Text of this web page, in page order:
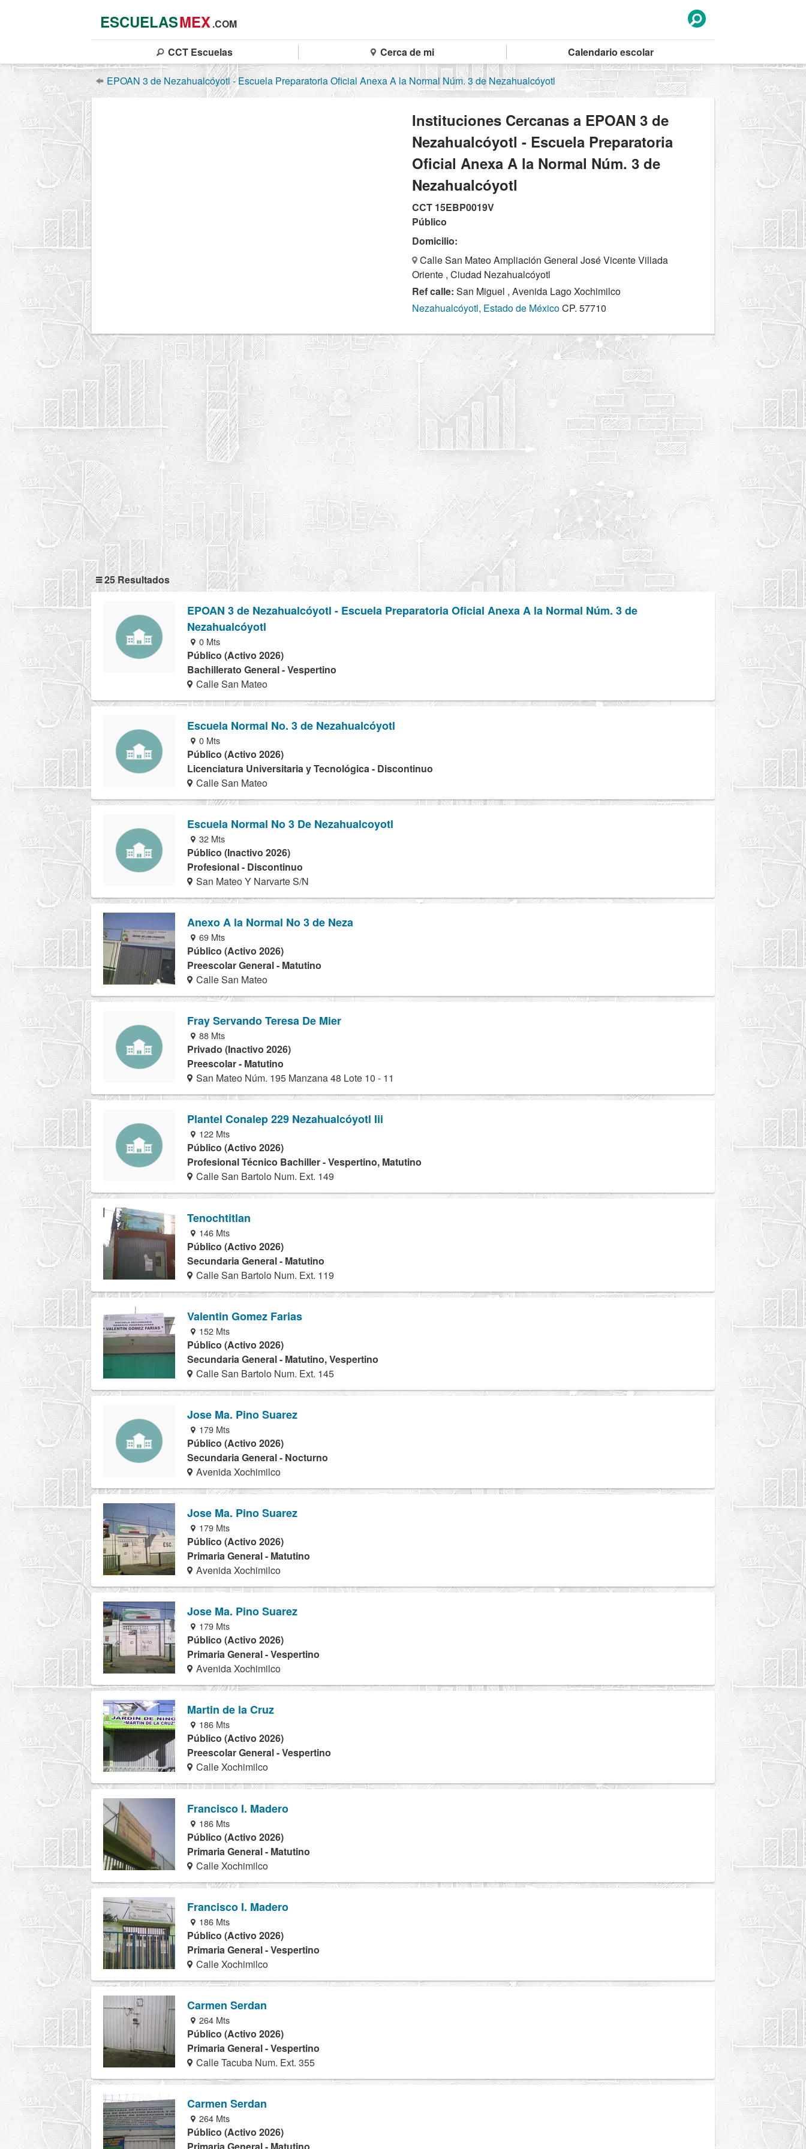
ESCUELASMEX.COM
CCT Escuelas Cerca de mi Calendario escolar
EPOAN 3 de Nezahualcóyotl - Escuela Preparatoria Oficial Anexa A la Normal Núm. 3 de Nezahualcóyotl
Instituciones Cercanas a EPOAN 3 de
Nezahualcóyotl - Escuela Preparatoria
Oficial Anexa A la Normal Núm. 3 de
Nezahualcóyotl
CCT 15EBP0019V
Público
Domicilio:
Calle San Mateo Ampliación General José Vicente Villada
Oriente , Ciudad Nezahualcóyotl
Ref calle: San Miguel , Avenida Lago Xochimilco
Nezahualcóyotl, Estado de MéxicoCP. 57710
25 Resultados
EPOAN 3 de Nezahualcóyotl - Escuela Preparatoria Oficial Anexa A la Normal Núm. 3 de
Nezahualcóyotl
0 Mts
Público (Activo 2026)
Bachillerato General - Vespertino
Calle San Mateo
Escuela Normal No. 3 de Nezahualcóyotl
0 Mts
Público (Activo 2026)
Licenciatura Universitaria y Tecnológica - Discontinuo
Calle San Mateo
Escuela Normal No 3 De Nezahualcoyotl
32 Mts
Público (Inactivo 2026)
Profesional - Discontinuo
San Mateo Y Narvarte S/N
Anexo A la Normal No 3 de Neza
69 Mts
Público (Activo 2026)
Preescolar General - Matutino
Calle San Mateo
Fray Servando Teresa De Mier
88 Mts
Privado (Inactivo 2026)
Preescolar - Matutino
San Mateo Núm. 195 Manzana 48 Lote 10 - 11
Plantel Conalep 229 Nezahualcóyotl Iii
122 Mts
Público (Activo 2026)
Profesional Técnico Bachiller - Vespertino, Matutino
Calle San Bartolo Num. Ext. 149
Tenochtitlan
146 Mts
Público (Activo 2026)
Secundaria General - Matutino
Calle San Bartolo Num. Ext. 119
Valentin Gomez Farias
152 Mts
Público (Activo 2026)
Secundaria General - Matutino, Vespertino
Calle San Bartolo Num. Ext. 145
Jose Ma. Pino Suarez
179 Mts
Público (Activo 2026)
Secundaria General - Nocturno
Avenida Xochimilco
Jose Ma. Pino Suarez
179 Mts
Público (Activo 2026)
Primaria General - Matutino
Avenida Xochimilco
Jose Ma. Pino Suarez
179 Mts
Público (Activo 2026)
Primaria General - Vespertino
Avenida Xochimilco
Martin de la Cruz
186 Mts
Público (Activo 2026)
Preescolar General - Vespertino
Calle Xochimilco
Francisco I. Madero
186 Mts
Público (Activo 2026)
Primaria General - Matutino
Calle Xochimilco
Francisco I. Madero
186 Mts
Público (Activo 2026)
Primaria General - Vespertino
Calle Xochimilco
Carmen Serdan
264 Mts
Público (Activo 2026)
Primaria General - Vespertino
Calle Tacuba Num. Ext. 355
Carmen Serdan
264 Mts
Público (Activo 2026)